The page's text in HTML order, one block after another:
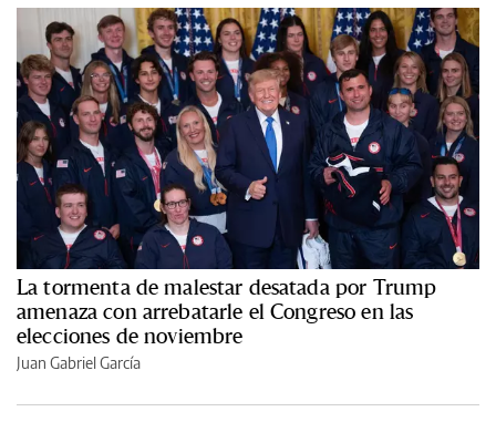
La tormenta de malestar desatada por Trump
amenaza con arrebatarle el Congreso en las
elecciones de noviembre
Juan Gabriel García